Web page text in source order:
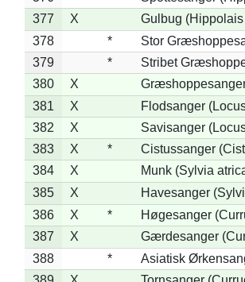
377
X
Gulbug
378
*
Stor
379
*
Stribet
380
X
381
X
Flodsanger
382
X
Savisanger
383
X *
Cistussanger
384
X
Munk (Sylvia
385
X
Havesanger
386
X *
Høgesanger
387
X
Gærdesanger
388
*
Asiatisk